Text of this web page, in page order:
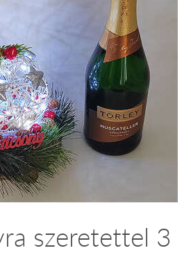
szeretettel 3